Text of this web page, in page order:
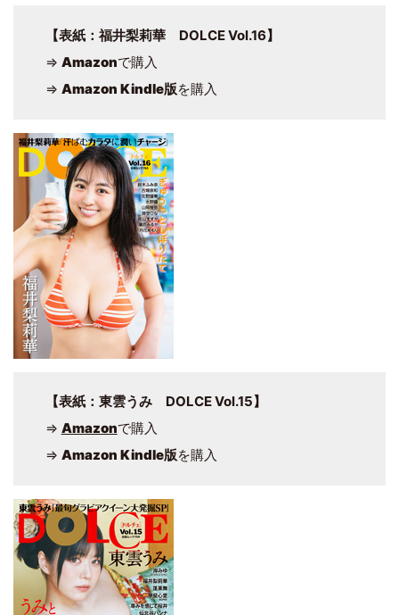
【表紙：福井梨莉華 DOLCE Vol.16】
⇒ Amazonで購入
⇒ Amazon Kindle版を購入
【表紙：東雲うみ DOLCE Vol.15】
⇒ Amazonで購入
⇒ Amazon Kindle版を購入